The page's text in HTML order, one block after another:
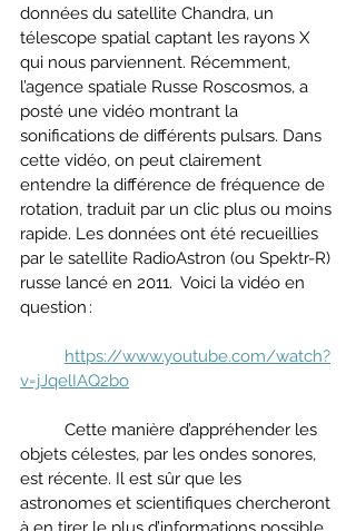
données du satellite Chandra, un
télescope spatial captant les rayons X
qui nous parviennent. Récemment,
l’agence spatiale Russe Roscosmos, a
posté une vidéo montrant la
sonifications de différents pulsars. Dans
cette vidéo, on peut clairement
entendre la différence de fréquence de
rotation, traduit par un clic plus ou moins
rapide. Les données ont été recueillies
par le satellite RadioAstron (ou Spektr-R)
russe lancé en 2011.  Voici la vidéo en
question :
https://www.youtube.com/watch?
v=jJqelIAQ2bo
objets célestes, par les ondes sonores,
est récente. Il est sûr que les
astronomes et scientifiques chercheront